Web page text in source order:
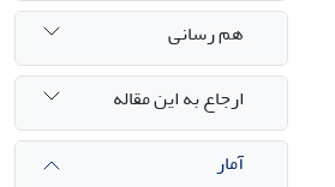
هم رسانی
ارجاع به این مقاله
آمار